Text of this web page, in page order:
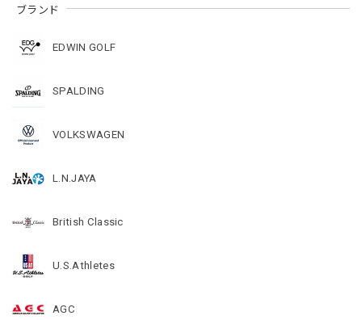
ブランド
EDWIN GOLF
SPALDING
VOLKSWAGEN
L.N.JAYA
British Classic
U.S.Athletes
AGC